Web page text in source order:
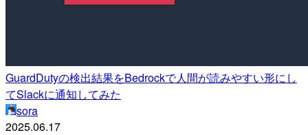
GuardDutyの検出結果をBedrockで人間が読みやすい形にし
てSlackに通知してみた
sora
2025.06.17